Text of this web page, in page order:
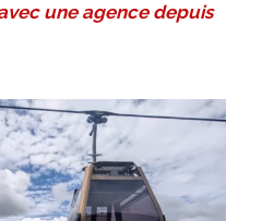
une agence depuis